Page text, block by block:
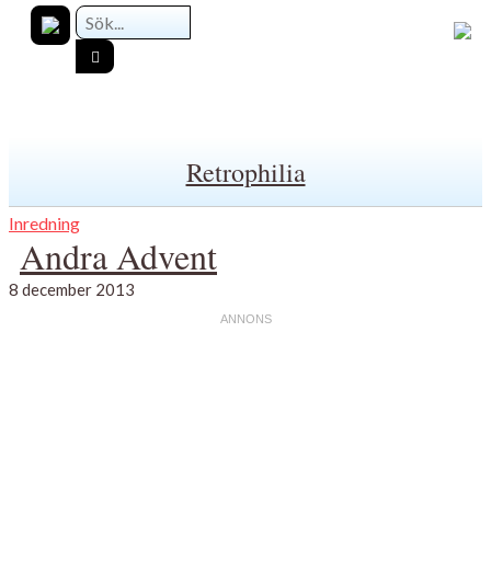
Retrophilia
Inredning
Andra Advent
8 december 2013